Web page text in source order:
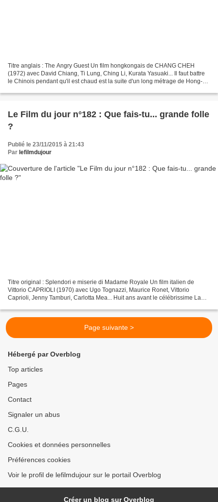
Titre anglais : The Angry Guest Un film hongkongais de CHANG CHEH
(1972) avec David Chiang, Ti Lung, Ching Li, Kurata Yasuaki... Il faut battre
le Chinois pendant qu'il est chaud est la suite d'un long métrage de Hong-
Le Film du jour n°182 : Que fais-tu... grande folle
?
Publié le 23/11/2015 à 21:43
Par lefilmdujour
Titre original : Splendori e miserie di Madame Royale Un film italien de
Vittorio CAPRIOLI (1970) avec Ugo Tognazzi, Maurice Ronet, Vittorio
Caprioli, Jenny Tamburi, Carlotta Mea... Huit ans avant le célébrissime La
Page suivante >
Hébergé par Overblog
Top articles
Pages
Contact
Signaler un abus
C.G.U.
Cookies et données personnelles
Préférences cookies
Voir le profil de lefilmdujour sur le portail Overblog
Créer un blog sur Overblog